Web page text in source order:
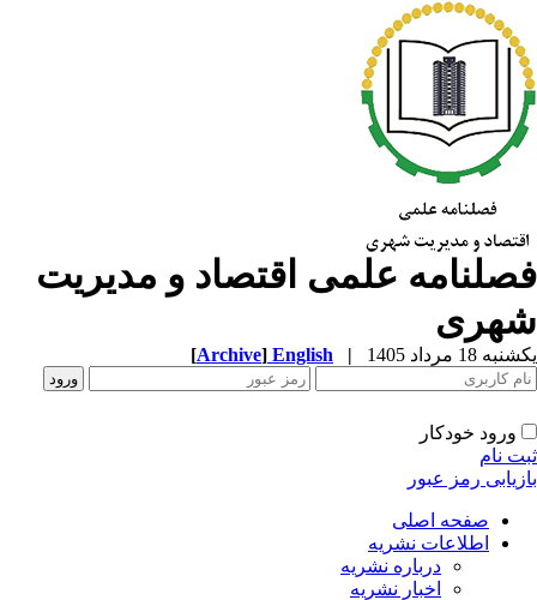
علمی اقتصاد و مدیریت
18 مرداد 1405 |
English
[Archive]
ورود خودکار
نام
رمز عبور
صفحه اصلی
اطلاعات نشریه
درباره نشریه
اخبار نشریه